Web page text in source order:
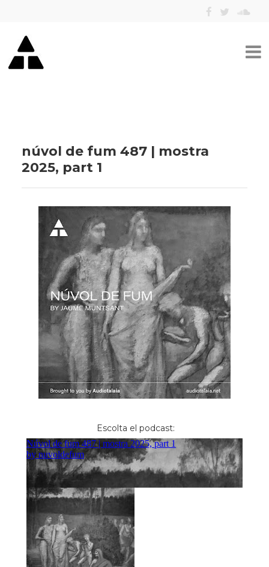
núvol de fum 487 | mostra
2025, part 1
Escolta el podcast: